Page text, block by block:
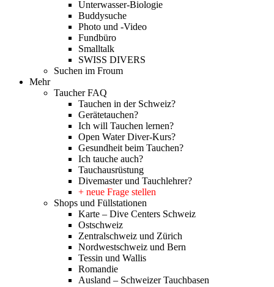
Unterwasser-Biologie
Buddysuche
Photo und -Video
Fundbüro
Smalltalk
SWISS DIVERS
Suchen im Froum
Mehr
Taucher FAQ
Tauchen in der Schweiz?
Gerätetauchen?
Ich will Tauchen lernen?
Open Water Diver-Kurs?
Gesundheit beim Tauchen?
Ich tauche auch?
Tauchausrüstung
Divemaster und Tauchlehrer?
+ neue Frage stellen
Shops und Füllstationen
Karte – Dive Centers Schweiz
Ostschweiz
Zentralschweiz und Zürich
Nordwestschweiz und Bern
Tessin und Wallis
Romandie
Ausland – Schweizer Tauchbasen